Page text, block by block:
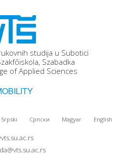
studija u Subotici
Szabadka
of Applied Sciences
Srpski Српски Magyar English